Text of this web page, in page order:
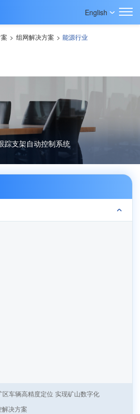
English
> 组网解决方案 > 能源行业
踪支架自动控制系统
车辆高精度定位 实现矿山数字化
决方案